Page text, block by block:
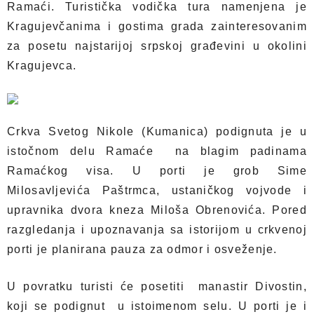
Ramaći. Turistička vodička tura namenjena je
Kragujevčanima i gostima grada zainteresovanim
za posetu najstarijoj srpskoj građevini u okolini
Kragujevca.
Crkva Svetog Nikole (Kumanica) podignuta je u
istočnom delu Ramaće na blagim padinama
Ramaćkog visa. U porti je grob Sime
Milosavljevića Paštrmca, ustaničkog vojvode i
upravnika dvora kneza Miloša Obrenovića. Pored
razgledanja i upoznavanja sa istorijom u crkvenoj
porti je planirana pauza za odmor i osveženje.
U povratku turisti će posetiti manastir Divostin,
koji se podignut u istoimenom selu. U porti je i